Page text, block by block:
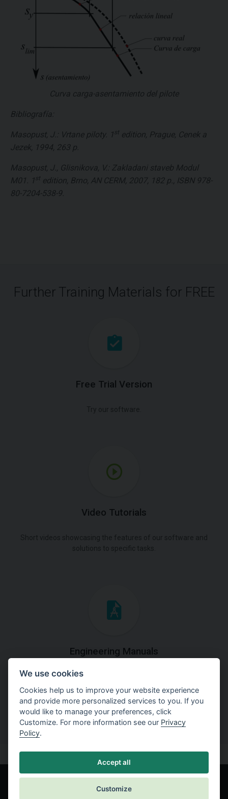
Curva carga-asentamiento del pilote
Bibliografía:
Masopust, J.: Vrtane piloty. 1 st edition, Prague, Cenek a
Jezek, 1994, 263 p.
Masopust, J., Glisnikova, V.: Zakladani staveb Modul
M01. 1 st edition, Brno, AN CERM, 2007, 182 p., ISBN 978-
80-7204-538-9.
Further Training Materials for FREE
Free Trial Version
Video Tutorials
Engineering Manuals
Step by steps guides on how
to solve a specific tasks.
We use cookies
Cookies help us to improve your website experience
and provide more personalized services to you. If you
would like to manage your preferences, click
Customize. For more information see our Privacy
Policy.
Accept all
Customize